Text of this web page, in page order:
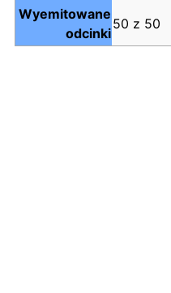
Wyemitowane
odcinki
50 z 50